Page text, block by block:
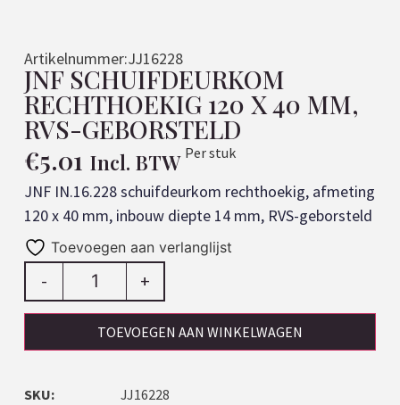
Artikelnummer:JJ16228
JNF SCHUIFDEURKOM
RECHTHOEKIG 120 X 40 MM,
RVS-GEBORSTELD
€5.01 Incl. BTW Per stuk
JNF IN.16.228 schuifdeurkom rechthoekig, afmeting
120 x 40 mm, inbouw diepte 14 mm, RVS-geborsteld
Toevoegen aan verlanglijst
- +
TOEVOEGEN AAN WINKELWAGEN
SKU:
JJ16228